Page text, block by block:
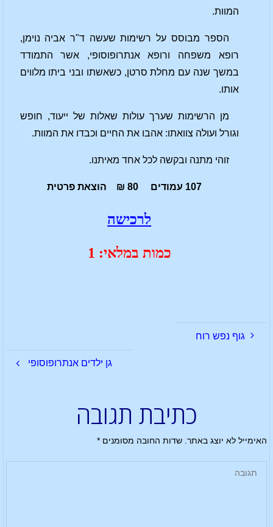
המוות.
הספר מבוסס על רשימות שעשה ד"ר אביה נוימן,
רופא משפחה ורופא אנתרופוסופי, אשר התמודד
במשך שנה עם מחלת סרטן, כשאשתו ובני ביתו מלווים
אותו.
מן הרשימות שערך עולות שאלות של ייעוד, חופש
וגורל ועולה צוואתו: אהבו את החיים וכבדו את המוות.
זוהי מתנה ובקשה לכל אחד מאיתנו.
107 עמודים 80 ₪ הוצאת פרטית
לרכישה
כמות במלאי: 1
גוף נפש רוח
גן ילדים אנתרופוסופי
כתיבת תגובה
האימייל לא יוצג באתר. שדות החובה מסומנים*